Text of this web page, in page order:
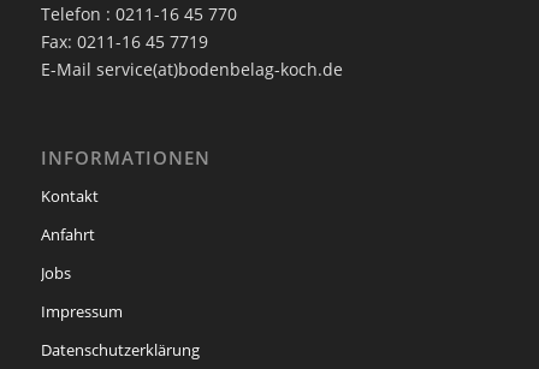
Telefon : 0211-16 45 770
Fax: 0211-16 45 7719
E-Mail service(at)bodenbelag-koch.de
INFORMATIONEN
Kontakt
Anfahrt
Jobs
Impressum
Datenschutzerklärung